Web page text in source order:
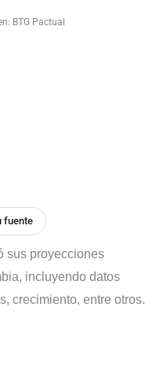
BTG Pactual
fuente
sus proyecciones
incluyendo datos
crecimiento, entre otros.